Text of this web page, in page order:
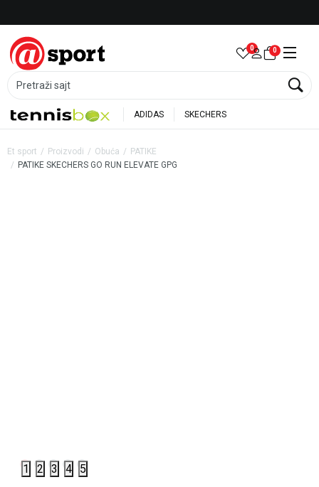
Pretraži sajt
0 0
ADIDAS SKECHERS
Et sport Proizvodi Obuća
PATIKE
PATIKE SKECHERS GO RUN ELEVATE GPG
1 2 3 4 5